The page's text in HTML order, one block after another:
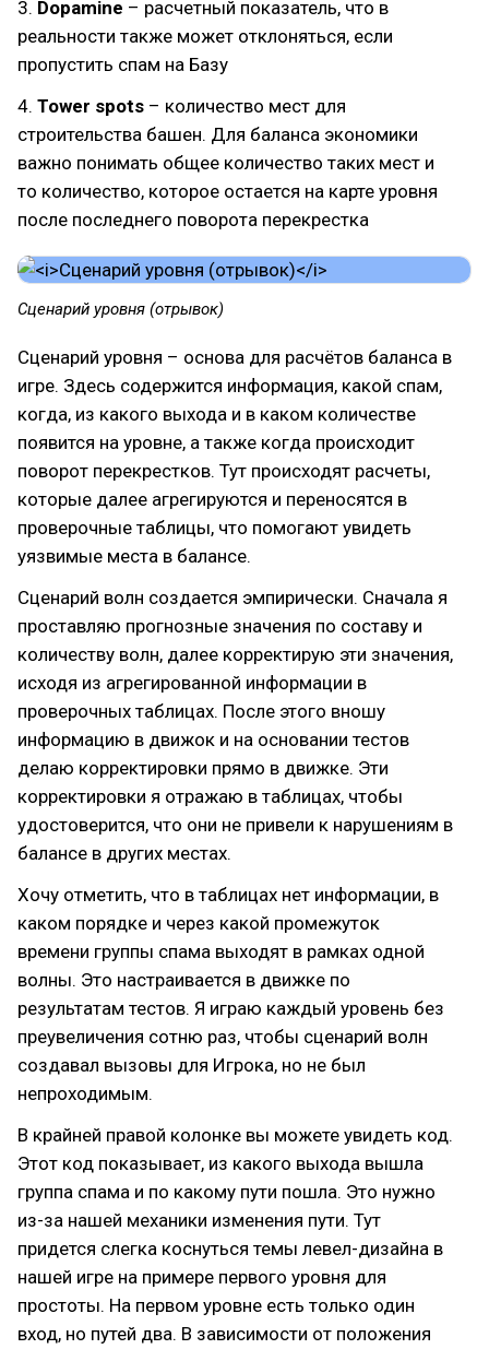
3. Dopamine – расчетный показатель, что в
реальности также может отклоняться, если
пропустить спам на Базу
4. Tower spots – количество мест для
строительства башен. Для баланса экономики
важно понимать общее количество таких мест и
то количество, которое остается на карте уровня
после последнего поворота перекрестка
Сценарий уровня (отрывок)
Сценарий уровня – основа для расчётов баланса в
игре. Здесь содержится информация, какой спам,
когда, из какого выхода и в каком количестве
появится на уровне, а также когда происходит
поворот перекрестков. Тут происходят расчеты,
которые далее агрегируются и переносятся в
проверочные таблицы, что помогают увидеть
уязвимые места в балансе.
Сценарий волн создается эмпирически. Сначала я
проставляю прогнозные значения по составу и
количеству волн, далее корректирую эти значения,
исходя из агрегированной информации в
проверочных таблицах. После этого вношу
информацию в движок и на основании тестов
делаю корректировки прямо в движке. Эти
корректировки я отражаю в таблицах, чтобы
удостоверится, что они не привели к нарушениям в
балансе в других местах.
Хочу отметить, что в таблицах нет информации, в
каком порядке и через какой промежуток
времени группы спама выходят в рамках одной
волны. Это настраивается в движке по
результатам тестов. Я играю каждый уровень без
преувеличения сотню раз, чтобы сценарий волн
создавал вызовы для Игрока, но не был
непроходимым.
В крайней правой колонке вы можете увидеть код.
Этот код показывает, из какого выхода вышла
группа спама и по какому пути пошла. Это нужно
из-за нашей механики изменения пути. Тут
придется слегка коснуться темы левел-дизайна в
нашей игре на примере первого уровня для
простоты. На первом уровне есть только один
вход, но путей два. В зависимости от положения